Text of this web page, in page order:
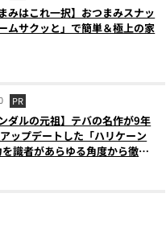
みはこれ一択】おつまみスナッ
ムサクッと」で簡単＆極上の家
PR
ダルの元祖】テバの名作が9年
ップデートした「ハリケーン
識者があらゆる角度から徹底